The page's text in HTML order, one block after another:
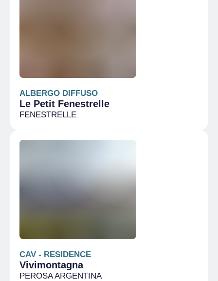
ALBERGO DIFFUSO
Le Petit Fenestrelle
FENESTRELLE
CAV - RESIDENCE
Vivimontagna
PEROSA ARGENTINA